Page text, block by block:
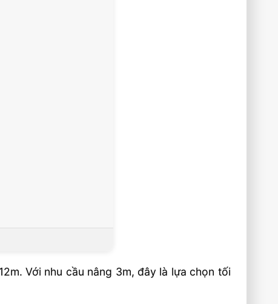
Với nhu cầu nâng 3m, đây là lựa chọn tối